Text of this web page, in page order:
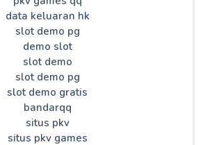
data keluaran hk
slot demo pg
demo slot
slot demo
slot demo pg
slot demo gratis
bandarqq
situs pkv
situs pkv games